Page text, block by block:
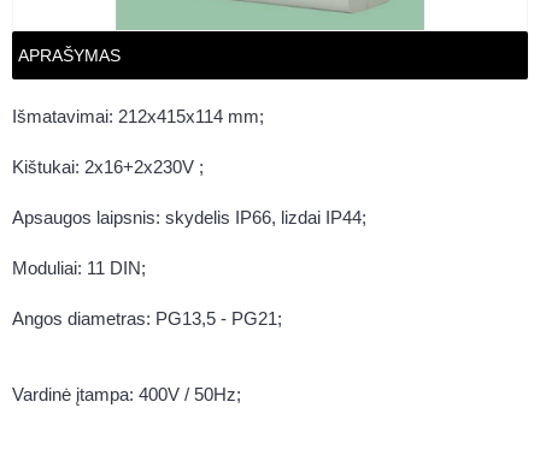
APRAŠYMAS
Išmatavimai: 212x415x114 mm;
Kištukai: 2x16+2x230V ;
Apsaugos laipsnis: skydelis IP66, lizdai IP44;
Moduliai: 11 DIN;
Angos diametras: PG13,5 - PG21;
Vardinė įtampa: 400V / 50Hz;